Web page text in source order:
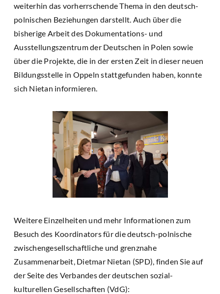
weiterhin das vorherrschende Thema in den deutsch-
polnischen Beziehungen darstellt. Auch über die
bisherige Arbeit des Dokumentations- und
Ausstellungszentrum der Deutschen in Polen sowie
über die Projekte, die in der ersten Zeit in dieser neuen
Bildungsstelle in Oppeln stattgefunden haben, konnte
sich Nietan informieren.
Weitere Einzelheiten und mehr Informationen zum
Besuch des Koordinators für die deutsch-polnische
zwischengesellschaftliche und grenznahe
Zusammenarbeit, Dietmar Nietan (SPD), finden Sie auf
der Seite des Verbandes der deutschen sozial-
kulturellen Gesellschaften (VdG):